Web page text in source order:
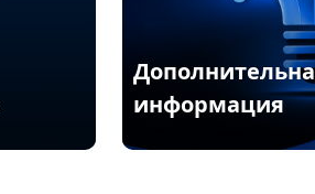
информация